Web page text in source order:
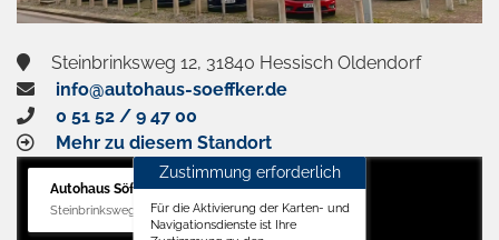
Steinbrinksweg 12, 31840 Hessisch Oldendorf
info@autohaus-soeffker.de
0 51 52 / 9 47 00
Mehr zu diesem Standort
Autohaus Söffker GmbH
Steinbrinksweg 12, 31840 Hessisch Oldendorf
Zustimmung erforderlich
Für die Aktivierung der Karten- und
Navigationsdienste ist Ihre